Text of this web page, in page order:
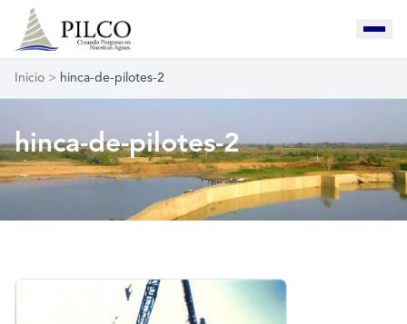
Inicio > hinca-de-pilotes-2
hinca-de-pilotes-2
6 marzo, 2013